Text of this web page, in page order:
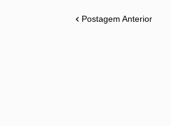
Postagem Anterior